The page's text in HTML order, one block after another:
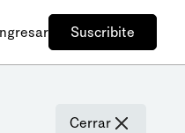
Suscribite
Cerrar